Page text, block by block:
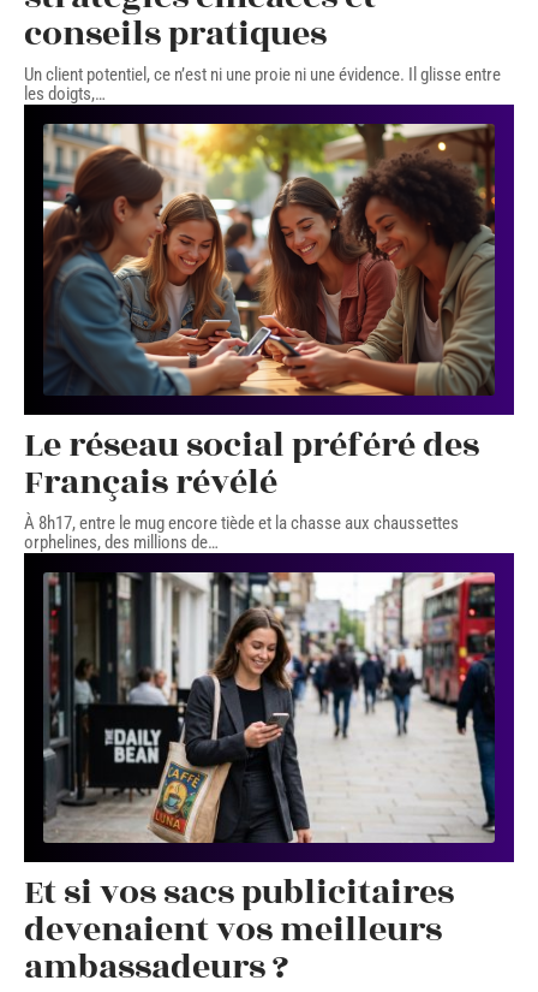
conseils pratiques
Un client potentiel, ce n’est ni une proie ni une évidence. Il glisse entre
les doigts,…
Le réseau social préféré des
Français révélé
À 8h17, entre le mug encore tiède et la chasse aux chaussettes
orphelines, des millions de…
Et si vos sacs publicitaires
devenaient vos meilleurs
ambassadeurs ?